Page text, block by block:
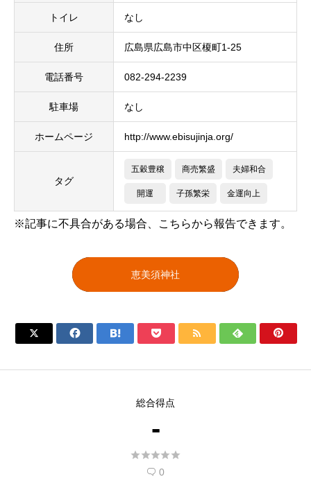
トイレ なし
住所 広島県広島市中区榎町1-25
電話番号 082-294-2239
駐車場 なし
ホームページ http://www.ebisujinja.org/
タグ
五穀豊穣 商売繁盛 夫婦和合
開運 子孫繁栄 金運向上
※記事に不具合がある場合、こちらから報告できます。
恵美須神社
      
総合得点
-

 0